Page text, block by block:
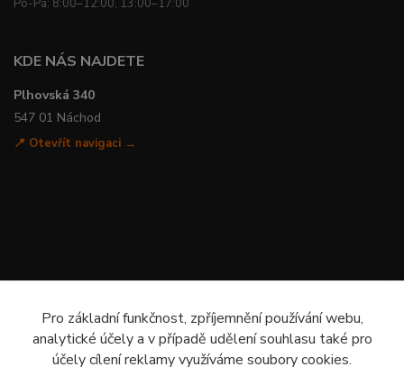
Po-Pá: 8:00–12:00, 13:00–17:00
KDE NÁS NAJDETE
Plhovská 340
547 01 Náchod
📍 Otevřít navigaci →
Pro základní funkčnost, zpříjemnění používání webu,
analytické účely a v případě udělení souhlasu také pro
účely cílení reklamy využíváme soubory cookies.